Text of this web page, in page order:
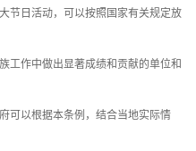
节日活动，可以按照国家有关规定放
工作中做出显著成绩和贡献的单位和
可以根据本条例，结合当地实际情